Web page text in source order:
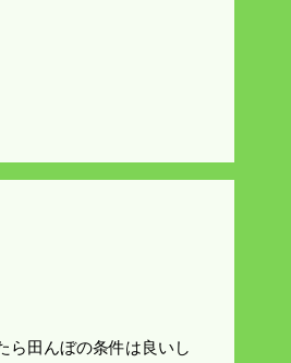
ら田んぼの条件は良いし